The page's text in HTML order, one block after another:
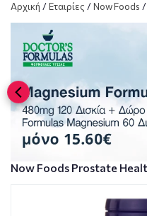
Αρχική /Εταιρίες /Now Foods /
Now Foods Prostate